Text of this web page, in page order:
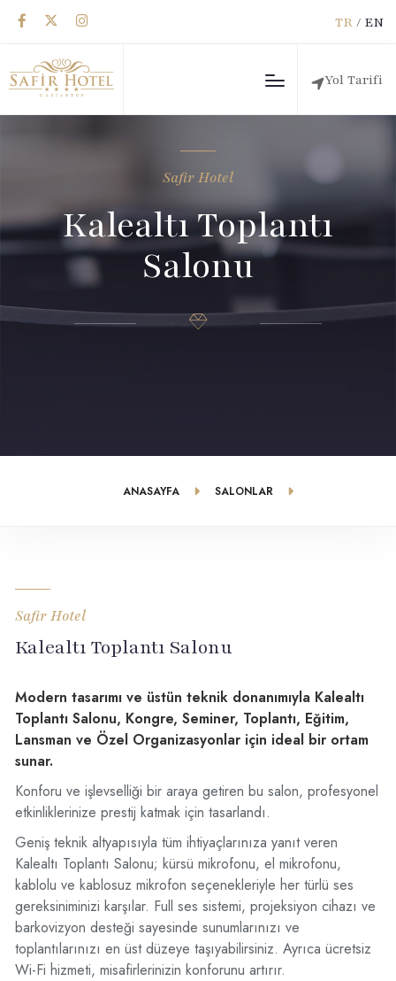
TR / EN
Yol Tarifi
Safir Hotel
Kalealtı Toplantı
Salonu
ANASAYFA SALONLAR
Safir Hotel
Kalealtı Toplantı Salonu
Modern tasarımı ve üstün teknik donanımıyla Kalealtı
Toplantı Salonu, Kongre, Seminer, Toplantı, Eğitim,
Lansman ve Özel Organizasyonlar için ideal bir ortam
sunar.
Konforu ve işlevselliği bir araya getiren bu salon, profesyonel
etkinliklerinize prestij katmak için tasarlandı.
Geniş teknik altyapısıyla tüm ihtiyaçlarınıza yanıt veren
Kalealtı Toplantı Salonu; kürsü mikrofonu, el mikrofonu,
kablolu ve kablosuz mikrofon seçenekleriyle her türlü ses
gereksiniminizi karşılar. Full ses sistemi, projeksiyon cihazı ve
barkovizyon desteği sayesinde sunumlarınızı ve
toplantılarınızı en üst düzeye taşıyabilirsiniz. Ayrıca ücretsiz
Wi-Fi hizmeti, misafirlerinizin konforunu artırır.